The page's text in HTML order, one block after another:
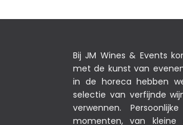
Bij JM Wines & Events
met de kunst van
in de horeca hebben
selectie van verfijnde
verwennen.
momenten, van kleine